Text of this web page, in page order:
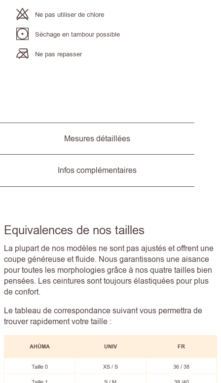
Ne pas utiliser de chlore
Séchage en tambour possible
Ne pas repasser
Mesures détaillées
Infos complémentaires
Equivalences de nos tailles
La plupart de nos modèles ne sont pas ajustés et offrent une
coupe généreuse et fluide. Nous garantissons une aisance
pour toutes les morphologies grâce à nos quatre tailles bien
pensées. Les ceintures sont toujours élastiquées pour plus
de confort.
Le tableau de correspondance suivant vous permettra de
trouver rapidement votre taille :
AHÚMA UNIV FR
Taille 0 XS / S 36 / 38